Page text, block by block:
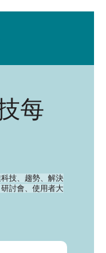
每
技、趨勢、解決
討會、使用者大